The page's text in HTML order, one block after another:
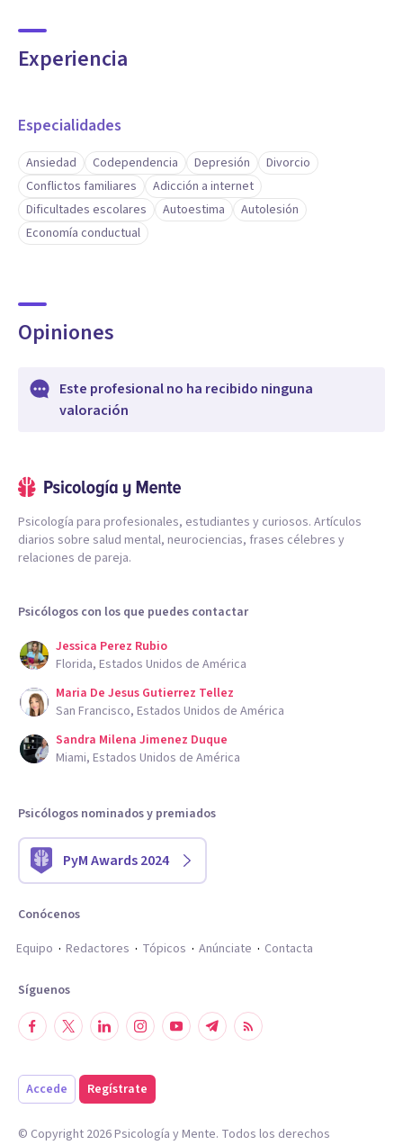
Experiencia
Especialidades
Ansiedad Codependencia Depresión
Divorcio
Conflictos familiares
Adicción a internet
Dificultades escolares
Autoestima
Autolesión
Economía conductual
Opiniones
Este profesional no ha recibido ninguna
valoración
Psicología para profesionales, estudiantes y curiosos. Artículos
diarios sobre salud mental, neurociencias, frases célebres y
relaciones de pareja.
Psicólogos con los que puedes contactar
Jessica Perez Rubio
Florida, Estados Unidos de América
Maria De Jesus Gutierrez Tellez
San Francisco, Estados Unidos de América
Sandra Milena Jimenez Duque
Miami, Estados Unidos de América
Psicólogos nominados y premiados
PyM Awards 2024
Conócenos
Equipo
Redactores Tópicos Anúnciate Contacta
Síguenos
Accede Regístrate
© Copyright 2026Psicología y Mente. Todos los derechos